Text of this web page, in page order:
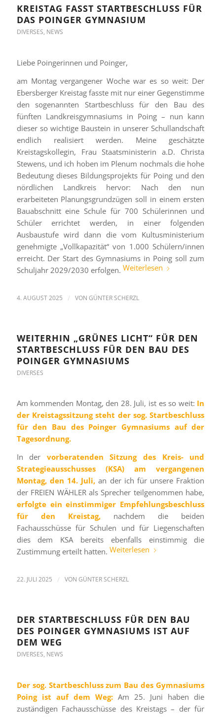
KREISTAG FASST STARTBESCHLUSS FÜR
DAS POINGER GYMNASIUM
DIVERSES, NEWS
Liebe Poingerinnen und Poinger,
am Montag vergangener Woche war es so weit: Der
Ebersberger Kreistag fasste mit nur einer Gegenstimme
den sogenannten Startbeschluss für den Bau des
fünften Landkreisgymnasiums in Poing – nun kann
dieser so wichtige Baustein in unserer Schullandschaft
endlich realisiert werden. Meine geschätzte
Kreistagskollegin, Frau Staatsministerin a.D. Christa
Stewens, und ich hoben im Plenum nochmals die hohe
Bedeutung dieses Bildungsprojekts für Poing und den
nördlichen Landkreis hervor: Nach den nun
erarbeiteten Planungsgrundzügen soll in einem ersten
Bauabschnitt eine Schule für 700 Schülerinnen und
Schüler errichtet werden, in einer folgenden
Ausbaustufe wird dann die vom Kultusministerium
genehmigte „Vollkapazität“ von 1.000 Schülern/innen
erreicht. Der Start des Gymnasiums in Poing soll zum
Schuljahr 2029/2030 erfolgen. Weiterlesen
4. AUGUST 2025 / VON GÜNTER SCHERZL
WEITERHIN „GRÜNES LICHT“ FÜR DEN
STARTBESCHLUSS FÜR DEN BAU DES
POINGER GYMNASIUMS
DIVERSES
Am kommenden Montag, den 28. Juli, ist es so weit: In
der Kreistagssitzung steht der sog. Startbeschluss
für den Bau des Poinger Gymnasiums auf der
Tagesordnung.
In der vorberatenden Sitzung des Kreis- und
Strategieausschusses (KSA) am vergangenen
Montag, den 14. Juli, an der ich für unsere Fraktion
der FREIEN WÄHLER als Sprecher teilgenommen habe,
erfolgte ein einstimmiger Empfehlungsbeschluss
für den Kreistag,nachdem die beiden
Fachausschüsse für Schulen und für Liegenschaften
dies dem KSA bereits ebenfalls einstimmig die
Zustimmung erteilt hatten. Weiterlesen
22. JULI 2025 / VON GÜNTER SCHERZL
DER STARTBESCHLUSS FÜR DEN BAU
DES POINGER GYMNASIUMS IST AUF
DEM WEG
DIVERSES, NEWS
Der sog. Startbeschluss zum Bau des Gymnasiums
Poing ist auf dem Weg:Am 25. Juni haben die
zuständigen Fachausschüsse des Kreistags – der für